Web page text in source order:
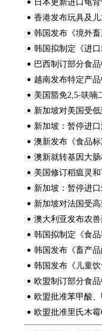
日本更新进口龟
香港发布玩具及
韩国发布《境外
韩国拟制定《进
巴西制订部分食
越南发布特定产
美国豁免2,5-呋喃
新加坡对美国受
新加坡：暂停进
澳新发布《食品
澳新就转基因大
美国修订稻瘟灵
新加坡：暂停进
新加坡对法国受
澳大利亚发布农
韩国拟制定《食
韩国发布《畜产
韩国发布《儿童
欧盟制订部分食
欧盟批准苯甲酸
欧盟批准里氏木